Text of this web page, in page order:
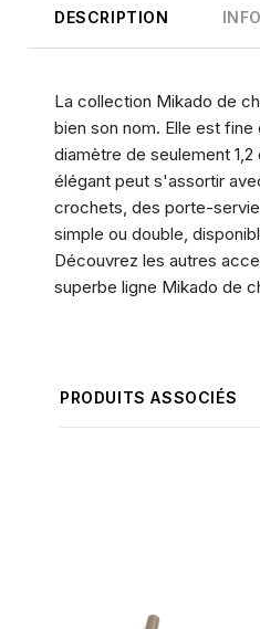
DESCRIPTION
La collection Mikado de
bien son nom. Elle est
diamètre de seulement
élégant peut s'assortir
crochets, des porte-
simple ou double,
Découvrez les autres
superbe ligne Mikado de
PRODUITS ASSOCIÉS